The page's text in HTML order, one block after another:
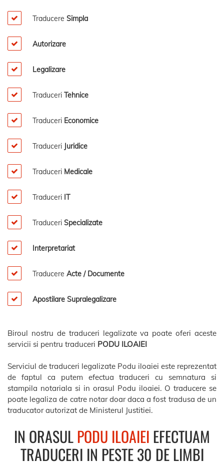
Traducere Simpla
Autorizare
Legalizare
Traduceri Tehnice
Traduceri Economice
Traduceri Juridice
Traduceri Medicale
Traduceri IT
Traduceri Specializate
Interpretariat
Traducere Acte / Documente
Apostilare Supralegalizare
Biroul nostru de traduceri legalizate va poate oferi aceste
servicii si pentru traduceri PODU ILOAIEI
Serviciul de traduceri legalizate Podu iloaiei este reprezentat
de faptul ca putem efectua traduceri cu semnatura si
stampila notariala si in orasul Podu iloaiei. O traducere se
poate legaliza de catre notar doar daca a fost tradusa de un
traducator autorizat de Ministerul Justitiei.
IN ORASULPODU ILOAIEI EFECTUAM
TRADUCERI IN PESTE 30 DE LIMBI